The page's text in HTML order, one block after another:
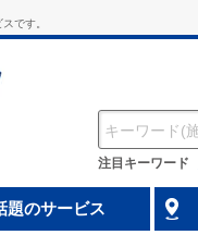
です。
注目キーワード
題のサービス